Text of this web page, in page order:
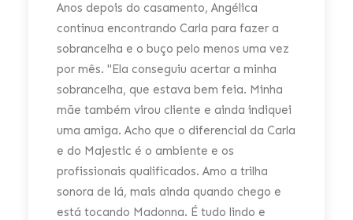
Adele e Alexa Chung
by Amélia Conteúdo
Anos depois do casamento, Angélica
continua encontrando Carla para fazer a
sobrancelha e o buço pelo menos uma vez
por mês. "Ela conseguiu acertar a minha
sobrancelha, que estava bem feia. Minha
mãe também virou cliente e ainda indiquei
uma amiga. Acho que o diferencial da Carla
e do Majestic é o ambiente e os
profissionais qualificados. Amo a trilha
sonora de lá, mais ainda quando chego e
está tocando Madonna. É tudo lindo e